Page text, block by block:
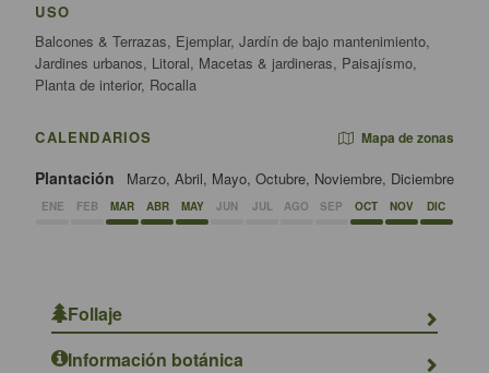
USO
Balcones & Terrazas, Ejemplar, Jardín de bajo mantenimiento,
Jardines urbanos, Litoral, Macetas & jardineras, Paisajísmo,
Planta de interior, Rocalla
CALENDARIOS Mapa de zonas
Plantación Marzo, Abril, Mayo, Octubre, Noviembre, Diciembre
ENE FEB MAR ABR MAY JUN JUL AGO SEP OCT NOV DIC
Follaje
Información botánica